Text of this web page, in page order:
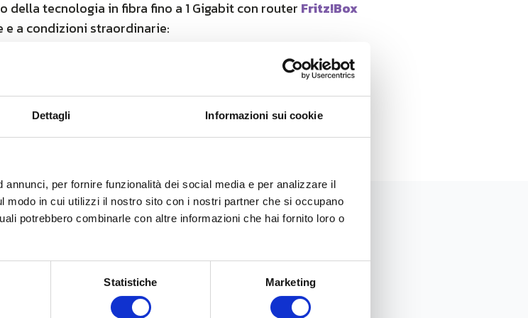
Dettagli Informazioni sui cookie
per fornire funzionalità dei social media e per analizzare il
modo in cui utilizzi il nostro sito con i nostri partner che si occupano
potrebbero combinarle con altre informazioni che hai fornito loro o
Statistiche Marketing
della tecnologia in fibra fino a 1 Gigabit con router Fritz!Box
e a condizioni straordinarie:
dedicataeverifica la tua copertura.